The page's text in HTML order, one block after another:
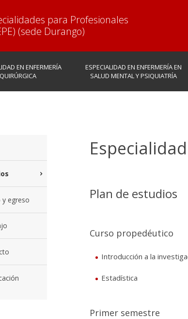
para Profesionales
(sede Durango)
EN ENFERMERÍA
QUIRÚRGICA
ESPECIALIDAD EN ENFERMERÍA EN
SALUD MENTAL Y PSIQUIATRÍA
y egreso Plan de estudios
Curso propedéutico
Introducción a la
Estadística
Primer semestre